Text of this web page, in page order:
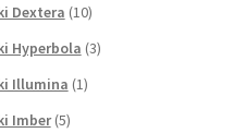
Dextera (10)
Hyperbola (3)
Illumina (1)
Imber (5)